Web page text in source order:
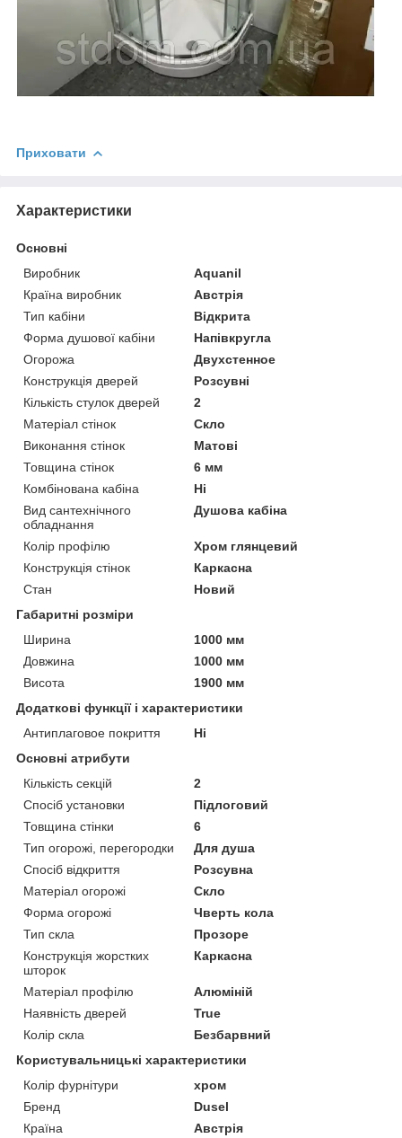
Приховати
Характеристики
Основні
Виробник
Aquanil
Країна виробник
Австрія
Тип кабіни
Відкрита
Форма душової кабіни
Напівкругла
Огорожа
Двухстенное
Конструкція дверей
Розсувні
Кількість стулок дверей
2
Матеріал стінок
Скло
Виконання стінок
Матові
Товщина стінок
6 мм
Комбінована кабіна
Ні
Вид сантехнічного
обладнання
Душова кабіна
Колір профілю
Хром глянцевий
Конструкція стінок
Каркасна
Стан
Новий
Габаритні розміри
Ширина
1000 мм
Довжина
1000 мм
Висота
1900 мм
Додаткові функції і характеристики
Антиплаговое покриття
Ні
Основні атрибути
Кількість секцій
2
Спосіб установки
Підлоговий
Товщина стінки
6
Тип огорожі, перегородки
Для душа
Спосіб відкриття
Розсувна
Матеріал огорожі
Скло
Форма огорожі
Чверть кола
Тип скла
Прозоре
Конструкція жорстких
шторок
Каркасна
Матеріал профілю
Алюміній
Наявність дверей
True
Колір скла
Безбарвний
Користувальницькі характеристики
Колір фурнітури
хром
Бренд
Dusel
Країна
Австрія